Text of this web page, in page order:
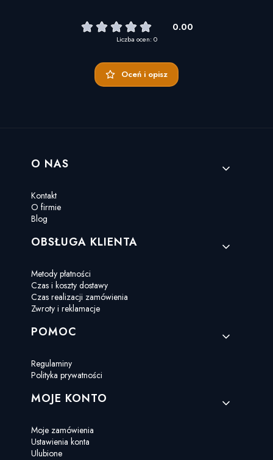
0.00
Liczba ocen: 0
Oceń i opisz
Linki w stopce
O NAS
Kontakt
O firmie
Blog
OBSŁUGA KLIENTA
Metody płatności
Czas i koszty dostawy
Czas realizacji zamówienia
Zwroty i reklamacje
POMOC
Regulaminy
Polityka prywatności
MOJE KONTO
Moje zamówienia
Ustawienia konta
Ulubione